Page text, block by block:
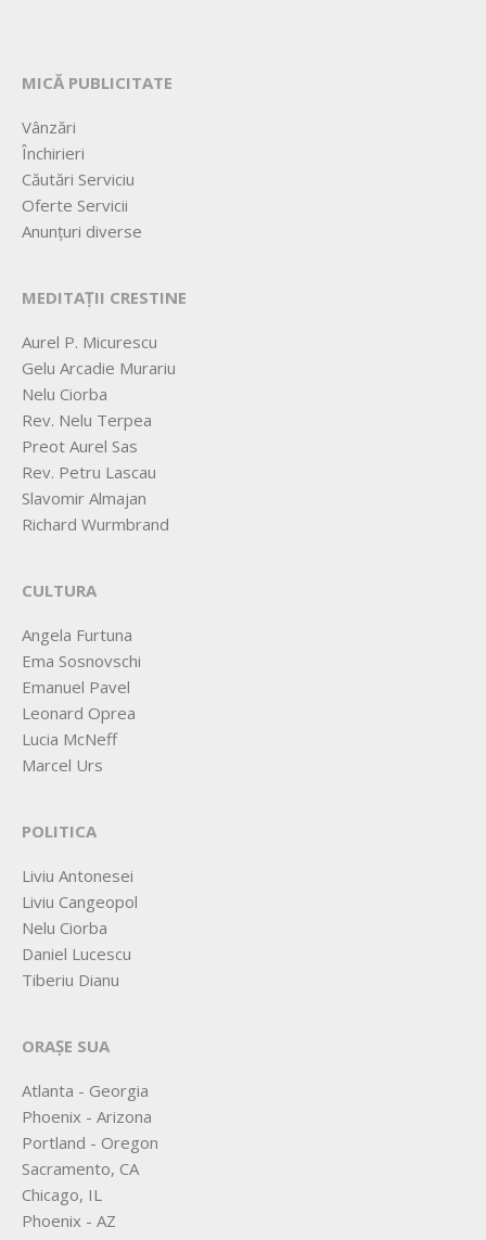
MICĂ PUBLICITATE
Vânzări
Închirieri
Căutări Serviciu
Oferte Servicii
Anunțuri diverse
MEDITAȚII CRESTINE
Aurel P. Micurescu
Gelu Arcadie Murariu
Nelu Ciorba
Rev. Nelu Terpea
Preot Aurel Sas
Rev. Petru Lascau
Slavomir Almajan
Richard Wurmbrand
CULTURA
Angela Furtuna
Ema Sosnovschi
Emanuel Pavel
Leonard Oprea
Lucia McNeff
Marcel Urs
POLITICA
Liviu Antonesei
Liviu Cangeopol
Nelu Ciorba
Daniel Lucescu
Tiberiu Dianu
ORAȘE SUA
Atlanta - Georgia
Phoenix - Arizona
Portland - Oregon
Sacramento, CA
Chicago, IL
Phoenix - AZ